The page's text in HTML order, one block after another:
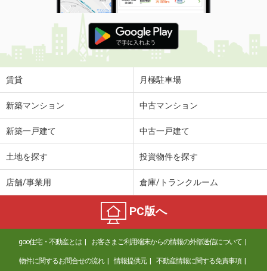
賃貸 月極駐車場
新築マンション 中古マンション
新築一戸建て 中古一戸建て
土地を探す 投資物件を探す
店舗/事業用 倉庫/トランクルーム
PC版へ
goo住宅・不動産とは お客さまご利用端末からの情報の外部送信について
物件に関するお問合せの流れ 情報提供元 不動産情報に関する免責事項